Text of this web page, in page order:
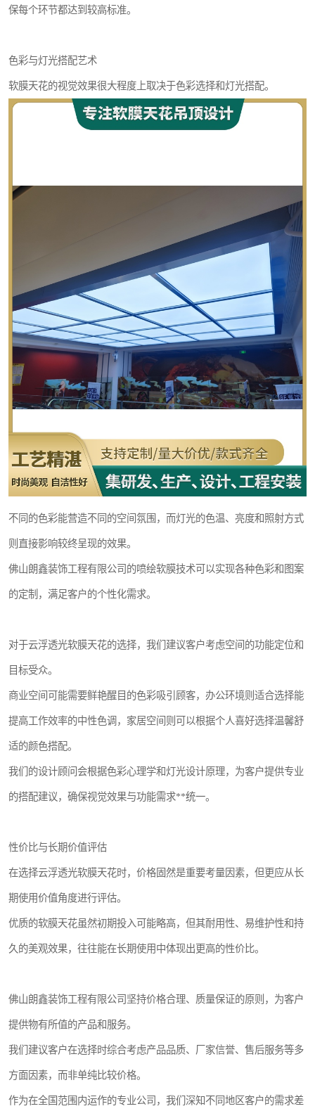
保每个环节都达到较高标准。
色彩与灯光搭配艺术
软膜天花的视觉效果很大程度上取决于色彩选择和灯光搭配。
不同的色彩能营造不同的空间氛围，而灯光的色温、亮度和照射方式
则直接影响较终呈现的效果。
佛山朗鑫装饰工程有限公司的喷绘软膜技术可以实现各种色彩和图案
的定制，满足客户的个性化需求。
对于云浮透光软膜天花的选择，我们建议客户考虑空间的功能定位和
目标受众。
商业空间可能需要鲜艳醒目的色彩吸引顾客，办公环境则适合选择能
提高工作效率的中性色调，家居空间则可以根据个人喜好选择温馨舒
适的颜色搭配。
我们的设计顾问会根据色彩心理学和灯光设计原理，为客户提供专业
的搭配建议，确保视觉效果与功能需求**统一。
性价比与长期价值评估
在选择云浮透光软膜天花时，价格固然是重要考量因素，但更应从长
期使用价值角度进行评估。
优质的软膜天花虽然初期投入可能略高，但其耐用性、易维护性和持
久的美观效果，往往能在长期使用中体现出更高的性价比。
佛山朗鑫装饰工程有限公司坚持价格合理、质量保证的原则，为客户
提供物有所值的产品和服务。
我们建议客户在选择时综合考虑产品品质、厂家信誉、售后服务等多
方面因素，而非单纯比较价格。
作为在全国范围内运作的专业公司，我们深知不同地区客户的需求差